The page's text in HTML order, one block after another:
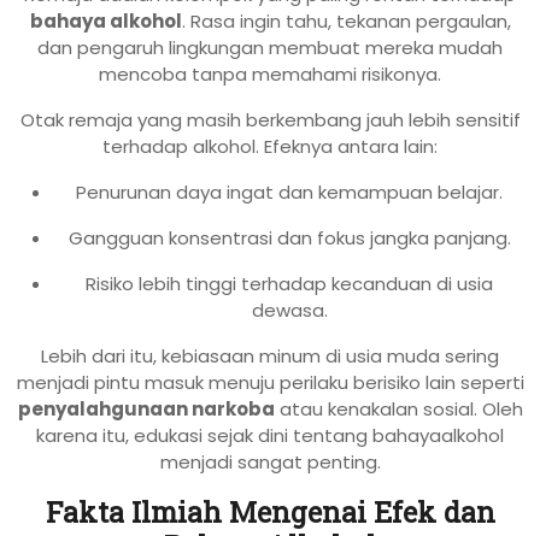
bahaya alkohol. Rasa ingin tahu, tekanan pergaulan,
dan pengaruh lingkungan membuat mereka mudah
mencoba tanpa memahami risikonya.
Otak remaja yang masih berkembang jauh lebih sensitif
terhadap alkohol. Efeknya antara lain:
Penurunan daya ingat dan kemampuan belajar.
Gangguan konsentrasi dan fokus jangka panjang.
Risiko lebih tinggi terhadap kecanduan di usia
dewasa.
Lebih dari itu, kebiasaan minum di usia muda sering
menjadi pintu masuk menuju perilaku berisiko lain seperti
penyalahgunaan narkoba atau kenakalan sosial. Oleh
karena itu, edukasi sejak dini tentang bahayaalkohol
menjadi sangat penting.
Fakta Ilmiah Mengenai Efek dan